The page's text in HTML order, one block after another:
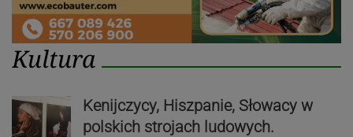
Kultura
Kenijczycy, Hiszpanie, Słowacy w
polskich strojach ludowych.